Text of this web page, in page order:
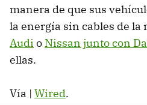
manera de que sus
la energía sin cables de
Audi o Nissan junto con
ellas.
Vía | Wired.